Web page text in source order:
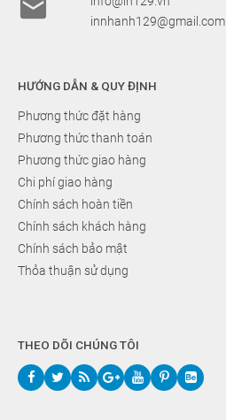

innhanh129@gmail.com
HƯỚNG DẪN & QUY ĐỊNH
Phương thức đặt hàng
Phương thức thanh toán
Phương thức giao hàng
Chi phí giao hàng
Chính sách hoàn tiền
Chính sách khách hàng
Chính sách bảo mật
Thỏa thuận sử dụng
THEO DÕI CHÚNG TÔI